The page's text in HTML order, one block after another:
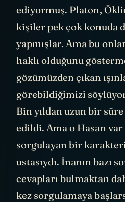
ediyormuş. Platon,
kişiler pek çok konuda
yapmışlar. Ama bu
haklı olduğunu
gözümüzden çıkan
görebildiğimizi
Bin yıldan uzun bir
edildi. Ama o Hasan
sorgulayan bir
ustasıydı. İnanın bazı
cevapları bulmaktan
kez sorgulamaya